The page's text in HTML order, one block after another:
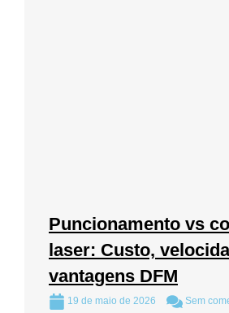
Puncionamento vs
laser: Custo,
vantagens DFM
19 de maio de 2026 Sem